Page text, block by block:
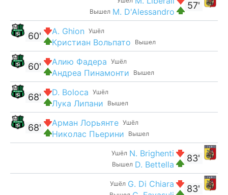
57'
Вышел M. D'Alessandro
Ушёл
A. Ghion
Вышел
Кристиан Вольпато
60'
Ушёл
Алию Фадера
Вышел
Андреа Пинамонти
60'
Ушёл
D. Boloca
Вышел
Лука Липани
68'
Ушёл
Арман Лорьянте
Вышел
Николас Пьерини
68'
83'
Ушёл N. Brighenti
Вышел D. Bettella
83'
Ушёл G. Di Chiara